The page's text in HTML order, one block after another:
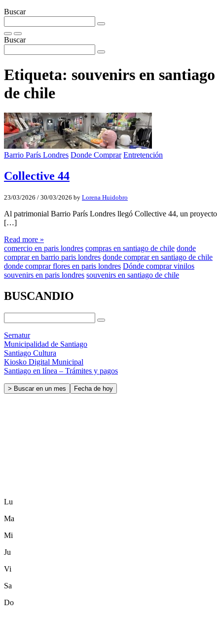
Buscar
Buscar
Etiqueta: souvenirs en santiago
de chile
Barrio París Londres Donde Comprar Entretención
Collective 44
23/03/2026 / 30/03/2026 by Lorena Huidobro
Al patrimonial Barrio París Londres llegó Collective 44, un proyecto
[…]
Read more »
comercio en paris londres compras en santiago de chile donde
comprar en barrio paris londres donde comprar en santiago de chile
donde comprar flores en paris londres Dónde comprar vinilos
souvenirs en paris londres souvenirs en santiago de chile
BUSCANDIO
Sernatur
Municipalidad de Santiago
Santiago Cultura
Kiosko Digital Municipal
Santiago en línea – Trámites y pagos
> Buscar en un mes Fecha de hoy
Lu
Ma
Mi
Ju
Vi
Sa
Do